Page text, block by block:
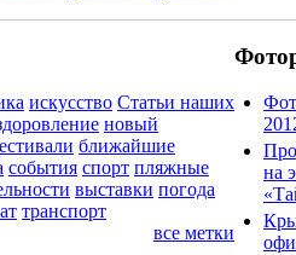
искусство Статьи наших
новый
ближайшие
события спорт пляжные
выставки погода
транспорт
все метки
на